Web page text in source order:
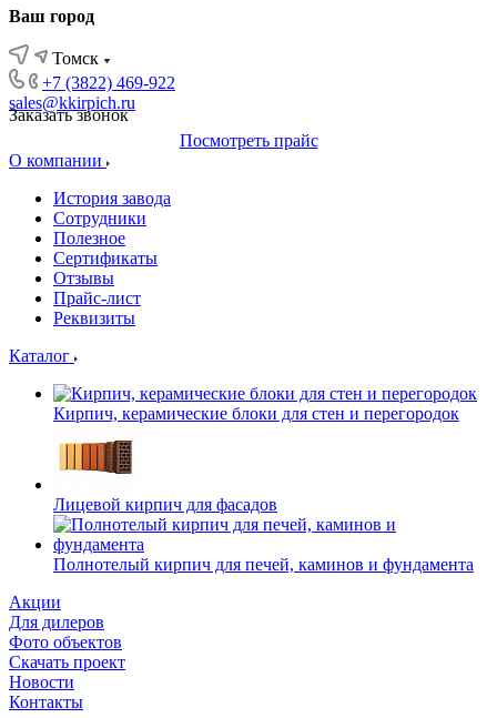
Ваш город
Томск
+7 (3822) 469-922
sales@kkirpich.ru
Заказать звонок
Посмотреть прайс
О компании
История завода
Сотрудники
Полезное
Сертификаты
Отзывы
Прайс-лист
Реквизиты
Каталог
Кирпич, керамические блоки для стен и перегородок
Лицевой кирпич для фасадов
Полнотелый кирпич для печей, каминов и фундамента
Акции
Для дилеров
Фото объектов
Скачать проект
Новости
Контакты